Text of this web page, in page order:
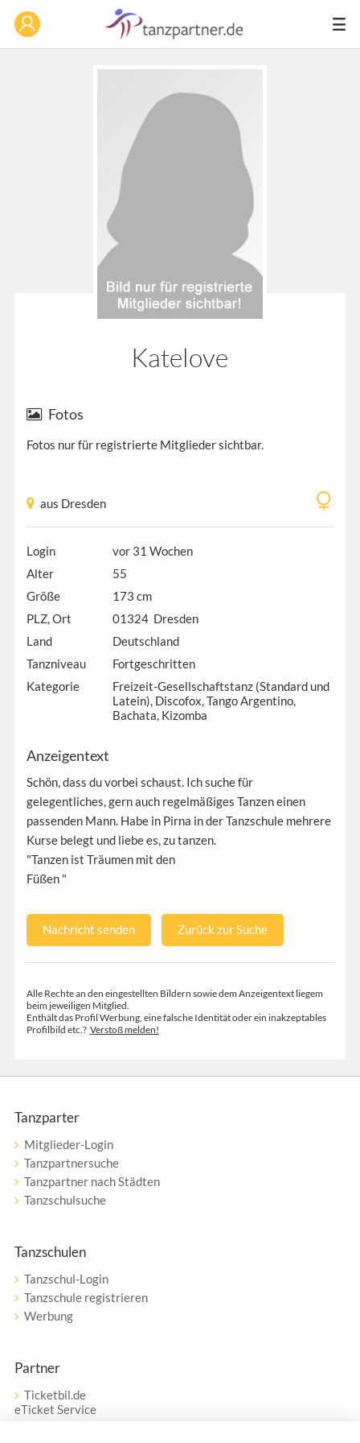
Katelove
Fotos
Fotos nur für registrierte Mitglieder sichtbar.
aus Dresden
Login
vor 31 Wochen
Alter
55
Größe
173 cm
PLZ, Ort
01324 Dresden
Land
Deutschland
Tanzniveau
Fortgeschritten
Kategorie
Freizeit-Gesellschaftstanz (Standard und
Latein), Discofox, Tango Argentino,
Bachata, Kizomba
Anzeigentext
Schön, dass du vorbei schaust. Ich suche für
gelegentliches, gern auch regelmäßiges Tanzen einen
passenden Mann. Habe in Pirna in der Tanzschule mehrere
Kurse belegt und liebe es, zu tanzen.
"Tanzen ist Träumen mit den
Füßen "
Nachricht senden Zurück zur Suche
Alle Rechte an den eingestellten Bildern sowie dem Anzeigentext liegem
beim jeweiligen Mitglied.
Enthält das Profil Werbung, eine falsche Identität oder ein inakzeptables
Profilbild etc.? Verstoß melden!
Tanzparter
Mitglieder-Login
Tanzpartnersuche
Tanzpartner nach Städten
Tanzschulsuche
Tanzschulen
Tanzschul-Login
Tanzschule registrieren
Werbung
Partner
Ticketbil.de
eTicket Service